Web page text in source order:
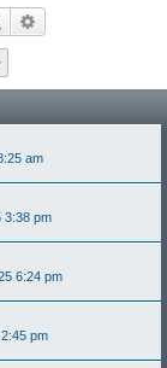
Rechercher
am
3:38 pm
6:24 pm
pm